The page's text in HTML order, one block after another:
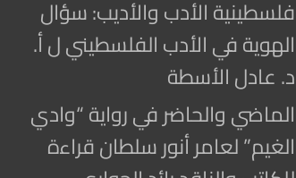
فلسطينية الأدب والأديب: سؤال
الهوية في الأدب الفلسطيني ل أ.
د. عادل الأسطة
الماضي والحاضر في رواية “وادي
الغيم” لعامر أنور سلطان قراءة